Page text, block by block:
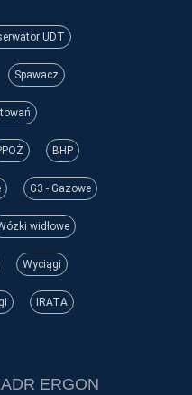
ERGON
UDT
Spawacz
BHP
G3 - Gazowe
widłowe
Wyciągi
IRATA